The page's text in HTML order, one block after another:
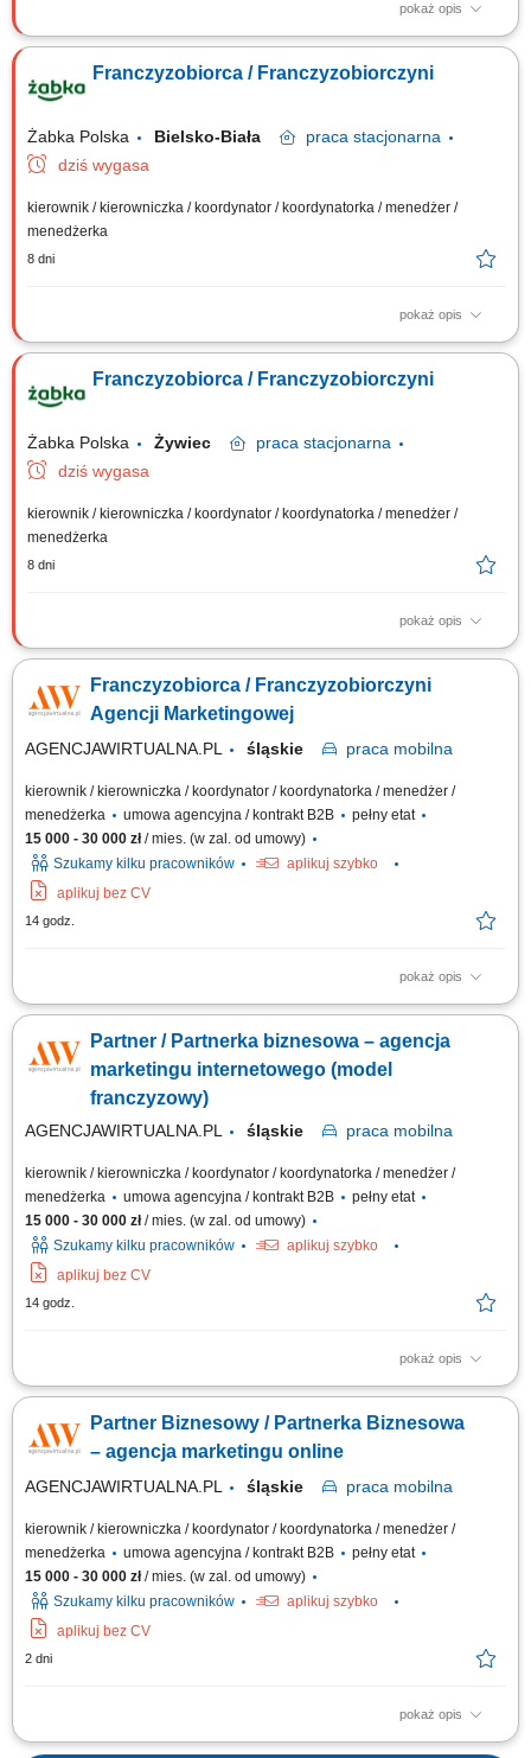
pokaż opis
Główne zadania: Prowadzenie własnej działalności gospodarczej w
obsługi. Monitorowanie stanów magazynowych i zamówień.
Dostosowywanie asortymentu sklepu do potrzeb lokalnego rynku.
Franczyzobiorca / Franczyzobiorczyni
Żabka Polska Bielsko-Biała praca stacjonarna
dziś wygasa
kierownik / kierowniczka / koordynator / koordynatorka / menedżer /
menedżerka
8 dni
pokaż opis
Główne zadania: Prowadzenie własnej działalności gospodarczej w
obsługi. Monitorowanie stanów magazynowych i zamówień.
Dostosowywanie asortymentu sklepu do potrzeb lokalnego rynku.
Franczyzobiorca / Franczyzobiorczyni
Żabka Polska Żywiec praca stacjonarna
dziś wygasa
kierownik / kierowniczka / koordynator / koordynatorka / menedżer /
menedżerka
8 dni
pokaż opis
Główne zadania: Prowadzenie własnej działalności gospodarczej w
obsługi. Monitorowanie stanów magazynowych i zamówień.
Dostosowywanie asortymentu sklepu do potrzeb lokalnego rynku.
Franczyzobiorca / Franczyzobiorczyni
Agencji Marketingowej
AGENCJAWIRTUALNA.PL śląskie praca mobilna
kierownik / kierowniczka / koordynator / koordynatorka / menedżer /
menedżerka
umowa agencyjna / kontrakt B2B
pełny etat
15 000 - 30 000 zł/ mies. (w zal. od umowy)
Szukamy kilku pracowników
aplikuj szybko
aplikuj bez CV
14 godz.
pokaż opis
Twój Zakres Działania: Prowadzenie własnej działalności gospodarczej
obsługa klientów biznesowych. Zarządzanie sprzedażą usług marketingu
internetowego (strony WWW, sklepy internetowe, Social Media, SEO/SEM,
Partner / Partnerka biznesowa – agencja
marketingu internetowego (model
franczyzowy)
AGENCJAWIRTUALNA.PL śląskie praca mobilna
kierownik / kierowniczka / koordynator / koordynatorka / menedżer /
menedżerka
umowa agencyjna / kontrakt B2B
pełny etat
15 000 - 30 000 zł/ mies. (w zal. od umowy)
Szukamy kilku pracowników
aplikuj szybko
aplikuj bez CV
14 godz.
pokaż opis
Zakres działania prowadzenie własnej działalności w modelu
oraz obsługa klientów biznesowych; sprzedaż usług marketingu
internetowego (strony WWW, sklepy internetowe, social media, SEO/SEM,
Partner Biznesowy / Partnerka Biznesowa
– agencja marketingu online
AGENCJAWIRTUALNA.PL śląskie praca mobilna
kierownik / kierowniczka / koordynator / koordynatorka / menedżer /
menedżerka
umowa agencyjna / kontrakt B2B
pełny etat
15 000 - 30 000 zł/ mies. (w zal. od umowy)
Szukamy kilku pracowników
aplikuj szybko
aplikuj bez CV
2 dni
pokaż opis
Zakres działania: rozwijanie własnej działalności w branży marketingu